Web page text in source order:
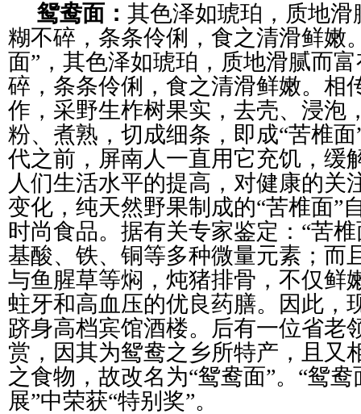
鸳鸯面： 其色泽如琥珀，质地
糊不碎，条条伶俐，食之清滑鲜嫩
面”，其色泽如琥珀，质地滑腻而
碎，条条伶俐，食之清滑鲜嫩。相
作，采野生柞树果实，去壳、浸泡
粉、煮熟，切成细条，即成“苦椎
代之前，屏南人一直用它充饥，缓
人们生活水平的提高，对健康的关
变化，纯天然野果制成的“苦椎面”
时尚食品。据有关专家鉴定：“苦
基酸、铁、铜等多种微量元素；而
与鱼腥草等焖，炖猪排骨，不仅鲜
蛀牙和高血压的优良药膳。因此，
跻身高档宾馆酒楼。后有一位省老
赏，因其为鸳鸯之乡所特产，且又
之食物，故改名为“鸳鸯面”。“鸳
展”中荣获“特别奖”。